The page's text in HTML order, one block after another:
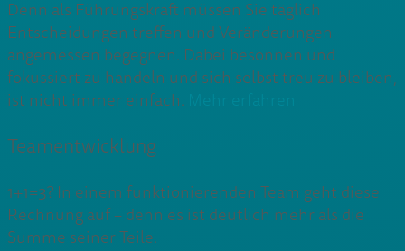
Denn als Führungskraft müssen Sie täglich
Entscheidungen treffen und Veränderungen
angemessen begegnen. Dabei besonnen und
fokussiert zu handeln und sich selbst treu zu bleiben,
ist nicht immer einfach.
Teamentwicklung
1+1=3? In einem funktionierenden Team geht diese
Rechnung auf – denn es ist deutlich mehr als die
Summe seiner Teile.